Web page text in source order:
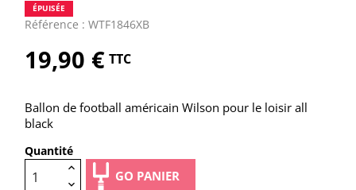
Référence : WTF1846XB
ÉPUISÉE
19,90 € TTC
Ballon de football américain Wilson pour le loisir all
black
Quantité
GO PANIER